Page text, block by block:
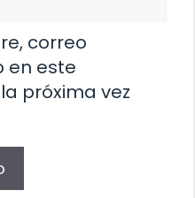
correo
en este
próxima vez